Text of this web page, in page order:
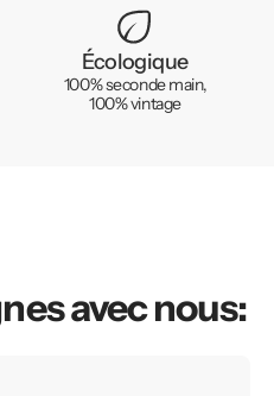
Écologique
100% seconde main,
100% vintage
avec nous: